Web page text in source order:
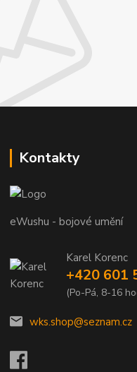
Kontakty
eWushu - bojové umění
Karel Korenc
+420 601
(Po-Pá, 8-16
wks.shop@seznam.cz